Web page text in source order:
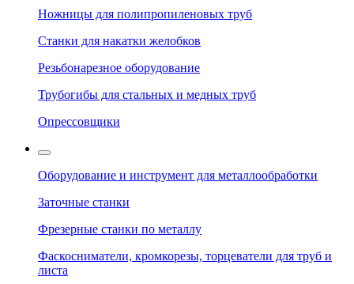
Ножницы для полипропиленовых труб
Станки для накатки желобков
Резьбонарезное оборудование
Трубогибы для стальных и медных труб
Опрессовщики
Оборудование и инструмент для металлообработки
Заточные станки
Фрезерные станки по металлу
Фаскосниматели, кромкорезы, торцеватели для труб и
листа